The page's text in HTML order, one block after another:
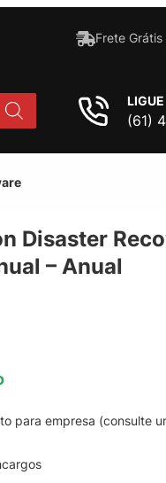
Frete
(61)
Disaster
– Anual
para empresa (consulte